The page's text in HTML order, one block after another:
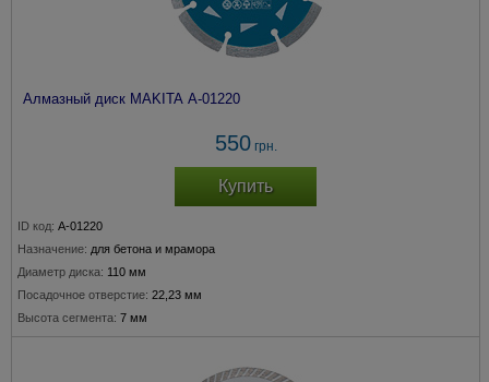
Алмазный диск MAKITA A-01220
550грн.
Купить
ID код: A-01220
Назначение: для бетона и мрамора
Диаметр диска: 110 мм
Посадочное отверстие: 22,23 мм
Высота сегмента: 7 мм